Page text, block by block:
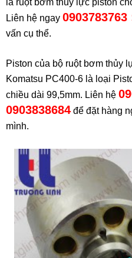
là ruột bơm thủy lực piston
Liên hệ ngay 0903783763
vấn cụ thể.
Piston của bộ ruột bơm thủy
Komatsu PC400-6 là loại
chiều dài 99,5mm. Liên hệ
0903838684 để đặt hàng
mình.